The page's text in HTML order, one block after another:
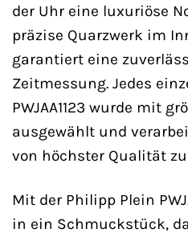
der Uhr eine luxuriöse
präzise Quarzwerk im
garantiert eine
Zeitmessung. Jedes
PWJAA1123 wurde mit
ausgewählt und
von höchster Qualität
Mit der Philipp Plein
in ein Schmuckstück,